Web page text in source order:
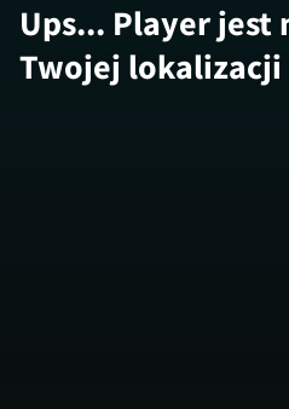
Ups... Player jest
Twojej lokalizacji